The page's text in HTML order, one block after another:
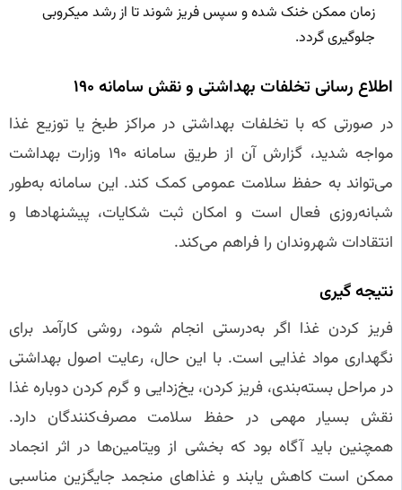
زمان ممکن خنک شده و سپس فریز شوند تا از رشد میکروبی
جلوگیری گردد.
اطلاع‌ رسانی تخلفات بهداشتی و نقش سامانه ۱۹۰
در صورتی که با تخلفات بهداشتی در مراکز طبخ یا توزیع غذا
مواجه شدید، گزارش آن از طریق سامانه ۱۹۰ وزارت بهداشت
می‌تواند به حفظ سلامت عمومی کمک کند. این سامانه به‌طور
شبانه‌روزی فعال است و امکان ثبت شکایات، پیشنهادها و
انتقادات شهروندان را فراهم می‌کند.
نتیجه‌ گیری
فریز کردن غذا اگر به‌درستی انجام شود، روشی کارآمد برای
نگهداری مواد غذایی است. با این حال، رعایت اصول بهداشتی
در مراحل بسته‌بندی، فریز کردن، یخ‌زدایی و گرم کردن دوباره غذا
نقش بسیار مهمی در حفظ سلامت مصرف‌کنندگان دارد.
همچنین باید آگاه بود که بخشی از ویتامین‌ها در اثر انجماد
ممکن است کاهش یابند و غذاهای منجمد جایگزین مناسبی